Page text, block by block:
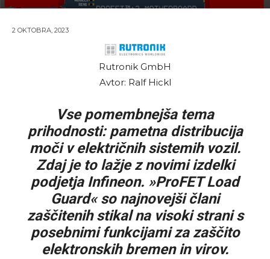
2 OKTOBRA, 2023
Rutronik GmbH
Avtor: Ralf Hickl
Vse pomembnejša tema
prihodnosti: pametna distribucija
moči v električnih sistemih vozil.
Zdaj je to lažje z novimi izdelki
podjetja Infineon. »ProFET Load
Guard« so najnovejši člani
zaščitenih stikal na visoki strani s
posebnimi funkcijami za zaščito
elektronskih bremen in virov.